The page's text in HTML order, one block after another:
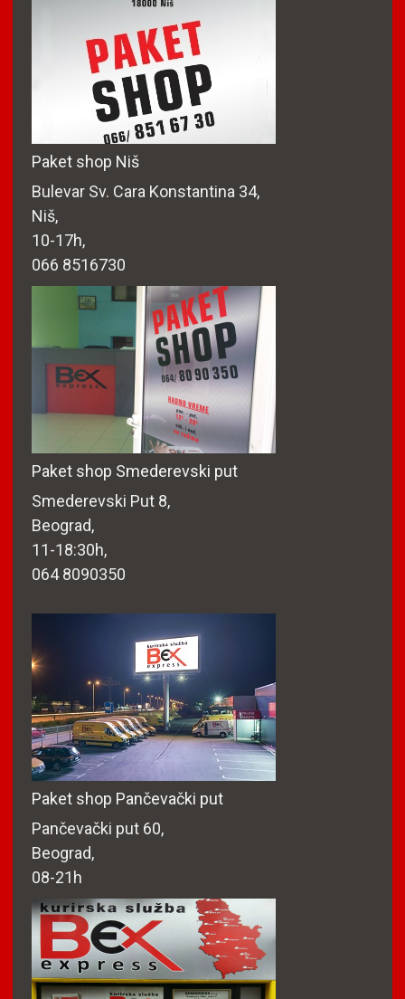
Paket shop Niš
Bulevar Sv. Cara Konstantina 34,
Niš,
10-17h,
066 8516730
Paket shop Smederevski put
Smederevski Put 8,
Beograd,
11-18:30h,
064 8090350
Paket shop Pančevački put
Pančevački put 60,
Beograd,
08-21h